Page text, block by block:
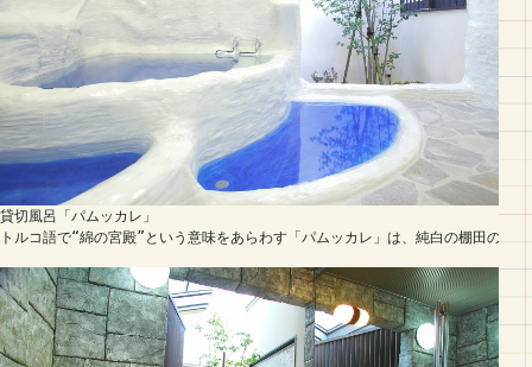
貸切風呂「パムッカレ」
トルコ語で“綿の宮殿”という意味をあらわす「パムッカレ」は、純白の棚田の